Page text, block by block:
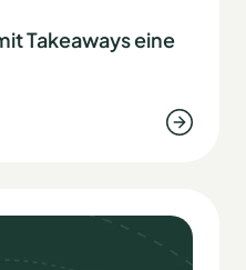
Takeaways eine